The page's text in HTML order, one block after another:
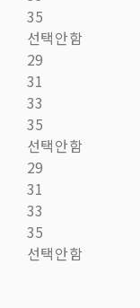
35
선택안함
29
31
33
35
선택안함
29
31
33
35
선택안함